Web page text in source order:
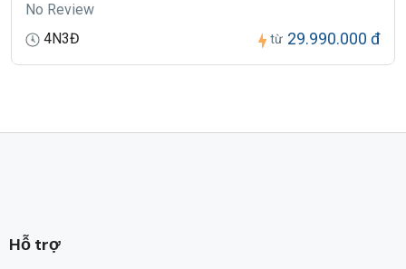
No Review
4N3Đ
từ 29.990.000 đ
Hỗ trợ